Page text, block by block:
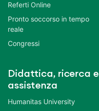
Referti Online
Pronto soccorso in tempo
reale
Congressi
Didattica, ricerca e
assistenza
Humanitas University